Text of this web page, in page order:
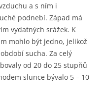
a s ním i
podnebí. Západ má
vydatných srážek. K
mohlo být jedno, jelikož
sucha. Za celý
od 20 do 25 stupňů
slunce bývalo 5 – 10